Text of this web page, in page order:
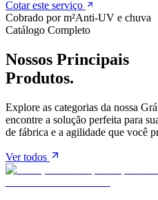
Cotar este serviço
Cobrado por m²Anti-UV e chuva
Catálogo Completo
Nossos Principais
Produtos.
Explore as categorias da nossa
encontre a solução perfeita para
de fábrica e a agilidade que você
Ver todos